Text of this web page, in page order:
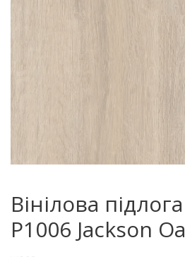
Вінілова
P1006 Jackson